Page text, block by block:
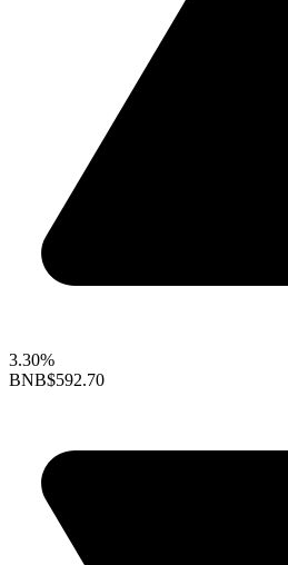
3.30%
BNB$592.70